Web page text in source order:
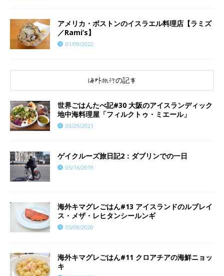
アメリカ・ボストンのイスラエル料理店【ラミズ
／Rami’s】
01/09/2022
海外旅行の記事
世界ごはんたべ記#30 大阪のアイスランディック
地中海料理屋「フィルクトゥ・ミエール」
03/29/2021
ゲイクルーズ旅日記2：ダブリンでの一日
05/16/2019
海外キマグレごはん#13 アイスランドのルブレイ
ス・メザ・レヒタンシールンギ
05/09/2020
海外キマグレごはん#11 クロアチアの海鮮ニョッ
キ